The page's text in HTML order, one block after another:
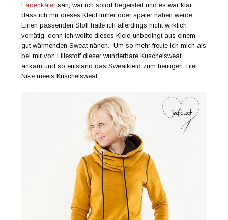
Fadenkäfer sah, war ich sofort begeistert und es war klar,
dass ich mir dieses Kleid früher oder später nähen werde.
Einen passenden Stoff hatte ich allerdings nicht wirklich
vorrätig, denn ich wollte dieses Kleid unbedingt aus einem
gut wärmenden Sweat nähen. Um so mehr freute ich mich als
bei mir von Lillestoff dieser wunderbare Kuschelsweat
ankam und so entstand das Sweatkleid zum heutigen Titel
Nike meets Kuschelsweat.